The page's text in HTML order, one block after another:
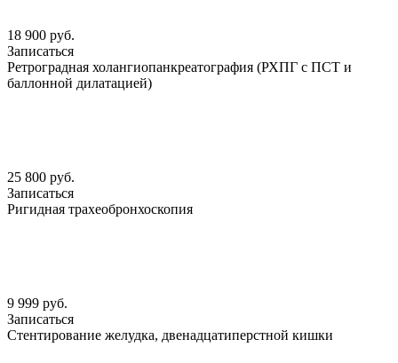
18 900 руб.
Записаться
Ретроградная холангиопанкреатография (РХПГ с ПСТ и
баллонной дилатацией)
25 800 руб.
Записаться
Ригидная трахеобронхоскопия
9 999 руб.
Записаться
Стентирование желудка, двенадцатиперстной кишки